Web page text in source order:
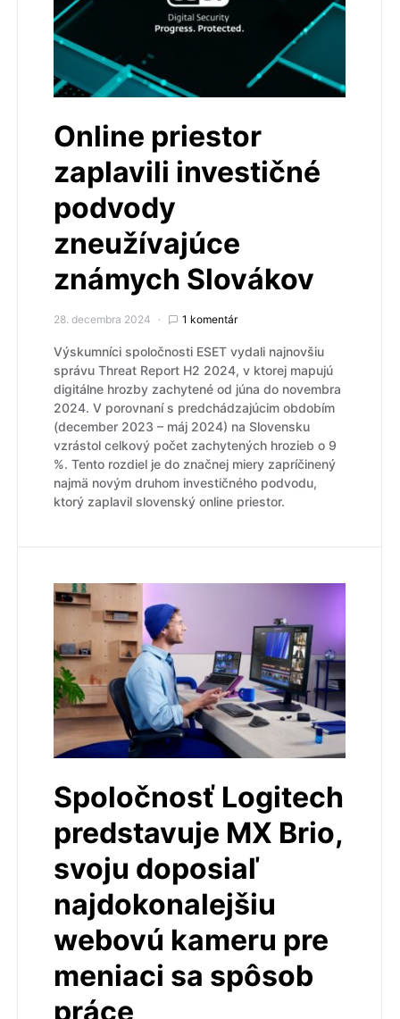
Online priestor
zaplavili investičné
podvody
zneužívajúce
známych Slovákov
28. decembra 2024 1 komentár
Výskumníci spoločnosti ESET vydali najnovšiu
správu Threat Report H2 2024, v ktorej mapujú
digitálne hrozby zachytené od júna do novembra
2024. V porovnaní s predchádzajúcim obdobím
(december 2023 – máj 2024) na Slovensku
vzrástol celkový počet zachytených hrozieb o 9
%. Tento rozdiel je do značnej miery zapríčinený
najmä novým druhom investičného podvodu,
ktorý zaplavil slovenský online priestor.
Spoločnosť Logitech
predstavuje MX Brio,
svoju doposiaľ
najdokonalejšiu
webovú kameru pre
meniaci sa spôsob
práce